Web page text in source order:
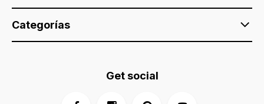
Categorías
Get social